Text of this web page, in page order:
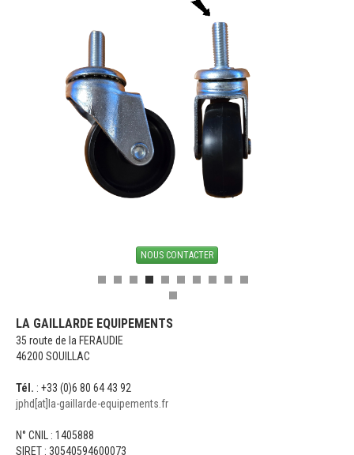
NOUS CONTACTER
LA GAILLARDE EQUIPEMENTS
35 route de la FERAUDIE
46200 SOUILLAC
Tél. : +33 (0)6 80 64 43 92
jphd[at]la-gaillarde-equipements.fr
N° CNIL : 1405888
SIRET : 30540594600073